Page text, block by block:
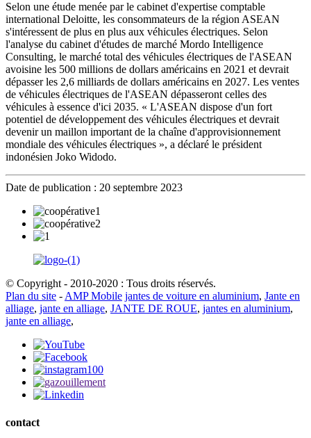
Selon une étude menée par le cabinet d'expertise comptable
international Deloitte, les consommateurs de la région ASEAN
s'intéressent de plus en plus aux véhicules électriques. Selon
l'analyse du cabinet d'études de marché Mordo Intelligence
Consulting, le marché total des véhicules électriques de l'ASEAN
avoisine les 500 millions de dollars américains en 2021 et devrait
dépasser les 2,6 milliards de dollars américains en 2027. Les ventes
de véhicules électriques de l'ASEAN dépasseront celles des
véhicules à essence d'ici 2035. « L'ASEAN dispose d'un fort
potentiel de développement des véhicules électriques et devrait
devenir un maillon important de la chaîne d'approvisionnement
mondiale des véhicules électriques », a déclaré le président
indonésien Joko Widodo.
Date de publication : 20 septembre 2023
© Copyright - 2010-2020 : Tous droits réservés.
Plan du site -AMP Mobile jantes de voiture en aluminium, Jante en
alliage, jante en alliage, JANTE DE ROUE, jantes en aluminium,
jante en alliage,
contact